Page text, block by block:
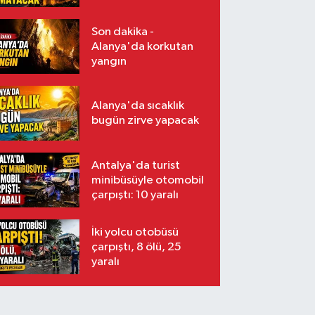
Son dakika -
Alanya'da korkutan
yangın
Alanya'da sıcaklık
bugün zirve yapacak
Antalya'da turist
minibüsüyle otomobil
çarpıştı: 10 yaralı
İki yolcu otobüsü
çarpıştı, 8 ölü, 25
yaralı